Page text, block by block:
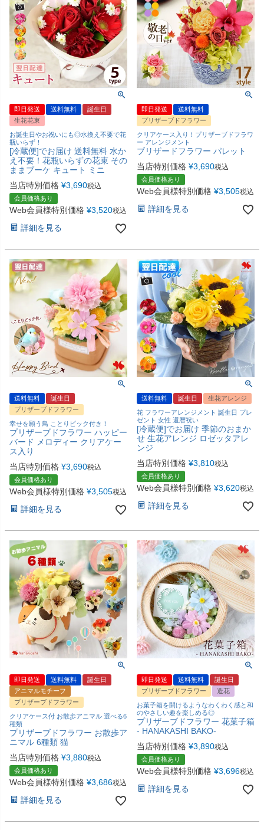
即日発送 送料無料
誕生日
生花花束
お誕生日やお祝いにも◎水換え不要で花
瓶いらず！
[冷蔵便]でお届け 送料無料 水か
え不要！花瓶いらずの花束 その
ままブーケ キュート ミニ
当店特別価格 ¥3,690税込
会員価格あり
Web会員様特別価格 ¥3,520税込
詳細を見る
即日発送
送料無料
プリザーブドフラワー
クリアケース入り！プリザーブドフラワ
ー アレンジメント
ブリザードフラワー パレット
当店特別価格 ¥3,690税込
会員価格あり
Web会員様特別価格 ¥3,505税込
詳細を見る
送料無料
誕生日
プリザーブドフラワー
幸せを願う鳥 ことりピック付き！
プリザーブドフラワー ハッピー
バード メロディー クリアケー
ス入り
当店特別価格 ¥3,690税込
会員価格あり
Web会員様特別価格 ¥3,505税込
詳細を見る
送料無料 誕生日
生花アレンジ
花 フラワーアレンジメント 誕生日 プレ
ゼント 女性 還暦祝い
[冷蔵便]でお届け 季節のおまか
せ 生花アレンジ ロゼッタアレ
ンジ
当店特別価格 ¥3,810税込
会員価格あり
Web会員様特別価格 ¥3,620税込
詳細を見る
即日発送 送料無料
誕生日
アニマルモチーフ
プリザーブドフラワー
クリアケース付 お散歩アニマル 選べる6
種類
プリザーブドフラワー お散歩ア
ニマル 6種類 猫
当店特別価格 ¥3,880税込
会員価格あり
Web会員様特別価格 ¥3,686税込
詳細を見る
即日発送 送料無料
誕生日
プリザーブドフラワー
造花
お菓子箱を開けるようなわくわく感と和
のやさしい趣を楽しめる◎
プリザーブドフラワー 花菓子箱
- HANAKASHI BAKO-
当店特別価格 ¥3,890税込
会員価格あり
Web会員様特別価格 ¥3,696税込
詳細を見る